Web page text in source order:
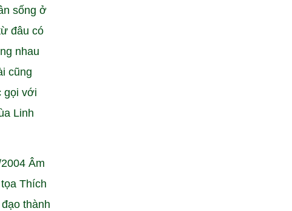
sống ở
đâu có
nhau
cũng
gọi với
Linh
Âm
Thích
thành